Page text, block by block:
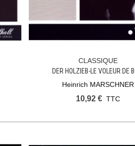
Ajouter Au Panier
CLASSIQUE
DER HOLZIEB-LE VOLEUR DE
Heinrich MARSCHNER
10,92 € TTC